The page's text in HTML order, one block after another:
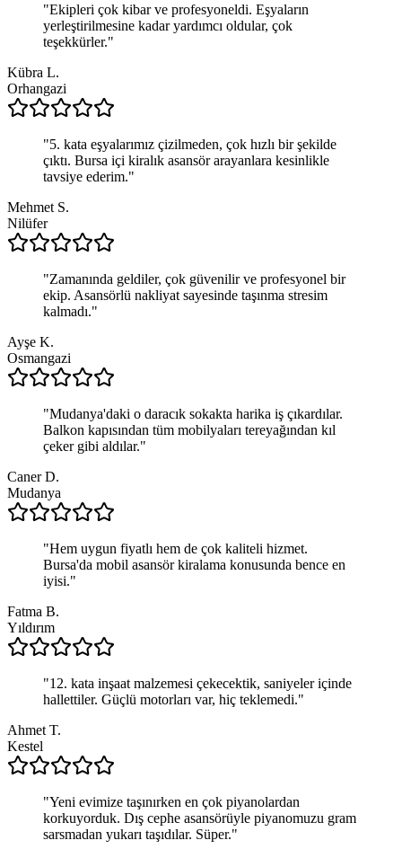
"Ekipleri çok kibar ve profesyoneldi. Eşyaların
yerleştirilmesine kadar yardımcı oldular, çok
teşekkürler."
Kübra L.
Orhangazi
"5. kata eşyalarımız çizilmeden, çok hızlı bir şekilde
çıktı. Bursa içi kiralık asansör arayanlara kesinlikle
tavsiye ederim."
Mehmet S.
Nilüfer
"Zamanında geldiler, çok güvenilir ve profesyonel bir
ekip. Asansörlü nakliyat sayesinde taşınma stresim
kalmadı."
Ayşe K.
Osmangazi
"Mudanya'daki o daracık sokakta harika iş çıkardılar.
Balkon kapısından tüm mobilyaları tereyağından kıl
çeker gibi aldılar."
Caner D.
Mudanya
"Hem uygun fiyatlı hem de çok kaliteli hizmet.
Bursa'da mobil asansör kiralama konusunda bence en
iyisi."
Fatma B.
Yıldırım
"12. kata inşaat malzemesi çekecektik, saniyeler içinde
hallettiler. Güçlü motorları var, hiç teklemedi."
Ahmet T.
Kestel
"Yeni evimize taşınırken en çok piyanolardan
korkuyorduk. Dış cephe asansörüyle piyanomuzu gram
sarsmadan yukarı taşıdılar. Süper."